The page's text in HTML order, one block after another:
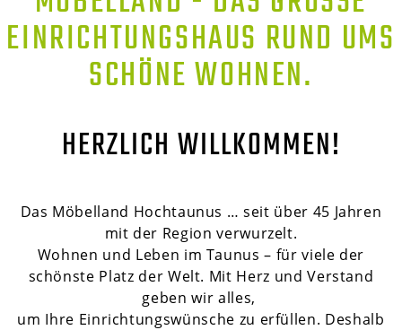
INRICHTUNGSHAUS RUND UMS S
CHÖNE WOHNEN.
HERZLICH WILLKOMMEN!
Das Möbelland Hochtaunus … seit über 45 Jahren
mit der Region verwurzelt.
Wohnen und Leben im Taunus – für viele der
schönste Platz der Welt. Mit Herz und Verstand
geben wir alles,
um Ihre Einrichtungswünsche zu erfüllen. Deshalb